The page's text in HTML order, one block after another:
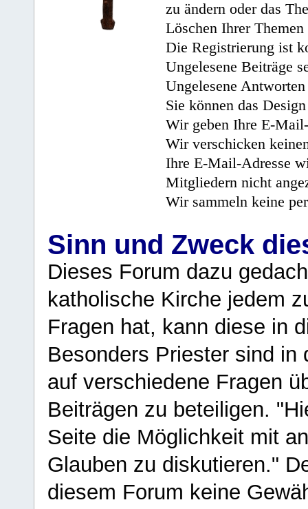
zu ändern oder das
Löschen Ihrer
Die Registrierung ist
Ungelesene Beiträge
Ungelesene
Sie können das
Wir geben Ihre E-
Wir verschicken
Ihre E-Mail-Adresse
Mitgliedern nicht
Wir sammeln keine
Sinn und Zweck
Dieses Forum dazu
katholische Kirche jedem
Fragen hat, kann diese in
Besonders Priester sind in
auf verschiedene Fragen
Beiträgen zu beteiligen.
Seite die Möglichkeit mit
Glauben zu diskutieren."
diesem Forum keine